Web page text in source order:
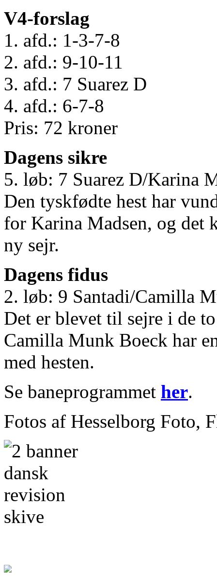
V4-forslag
1. afd.: 1-3-7-8
2. afd.: 9-10-11
3. afd.: 7 Suarez D
4. afd.: 6-7-8
Pris: 72 kroner
Dagens sikre
5. løb: 7 Suarez D/Karina
Den tyskfødte hest har
for Karina Madsen, og det
ny sejr.
Dagens fidus
2. løb: 9 Santadi/Camilla
Det er blevet til sejre i de
Camilla Munk Boeck har
med hesten.
Se baneprogrammet her.
Fotos af Hesselborg Foto,